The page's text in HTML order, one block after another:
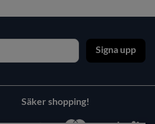
Signa upp
Säker shopping!